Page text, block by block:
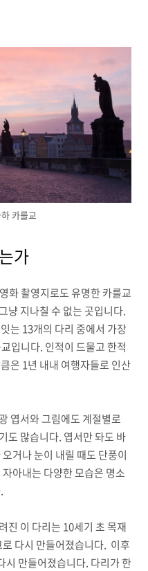
카를교
가
화 촬영지로도 유명한 카를교
냥 지나칠 수 없는 곳입니다.
는 13개의 다리 중에서 가장
입니다. 인적이 드물고 한적
은 1년 내내 여행자들로 인산
엽서와 그림에도 계절별로
도 많습니다. 엽서만 돠도 바
거나 눈이 내릴 때도 단풍이
아내는 다양한 모습은 명소
진 이 다리는 10세기 초 목재
다시 만들어졌습니다. 이후
시 만들어졌습니다. 다리가 한